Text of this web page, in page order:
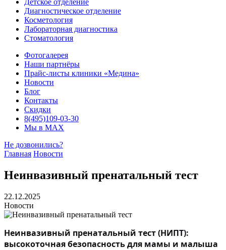
Детское отделение
Диагностическое отделение
Косметология
Лабораторная диагностика
Стоматология
Фотогалерея
Наши партнёры
Прайс-листы клиники «Медина»
Новости
Блог
Контакты
Скидки
8(495)109-03-30
Мы в MAX
Не дозвонились?
Главная Новости
Неинвазивный пренатальный тест
22.12.2025
Новости
Неинвазивный пренатальный тест (НИПТ):
высокоточная безопасность для мамы и малыша